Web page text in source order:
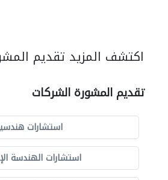
اكتشف المزيد تقديم
تقديم المشورة الشركات
استشارات
استشارات الهندسة